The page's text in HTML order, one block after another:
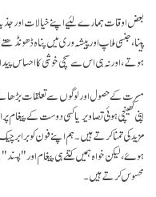
بعض اوقات ہمارے لئیے اپنے خیالات اور جذبات
پینا، جنسی ملاپ اور پیشہ وری میں پناہ
ہوتے، اور نہ ہی اس سے سچی خوشی کا احساس
مسرت کے حصول اور لوگوں سے تعلقات بڑھانے
اپنی کھینچی ہوئی تصاویر یا کسی دوست کے
مزید کی تمنا کرتے ہیں۔ ہم اپنے فون کو
ہوۓ، لیکن خواہ ہمیں کتنے ہی پیغام اور
محسوس کرتے ہیں۔